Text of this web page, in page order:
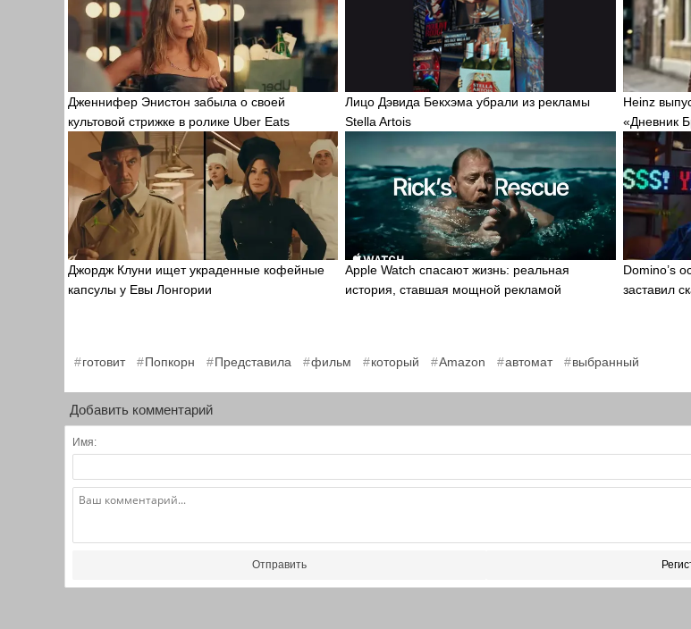
Дженнифер Энистон забыла о своей
культовой стрижке в ролике Uber Eats
Лицо Дэвида Бекхэма убрали из рекламы
Stella Artois
Heinz
«Дневник
Джордж Клуни ищет украденные кофейные
капсулы у Евы Лонгории
Apple Watch спасают жизнь: реальная
история, ставшая мощной рекламой
Domino’s
заставил
готовит Попкорн Представила фильм который Amazon автомат выбранный
Добавить комментарий
Имя:
Отправить